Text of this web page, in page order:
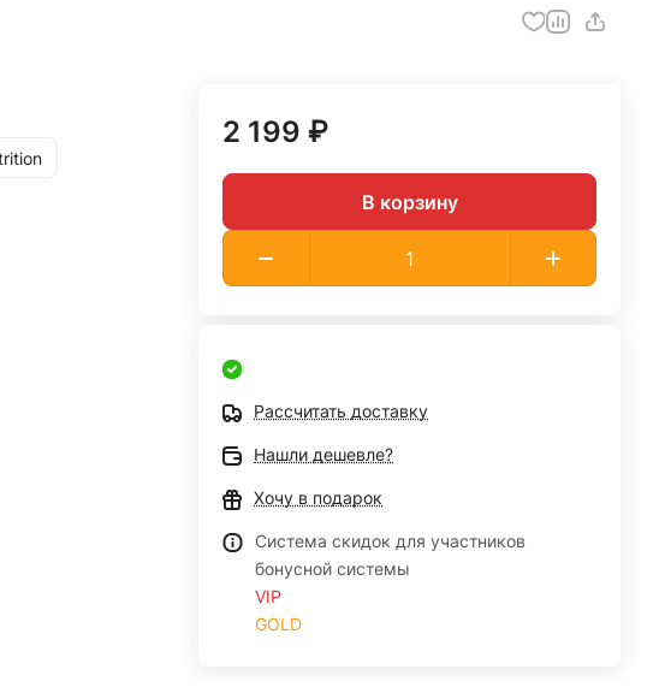
2 199 ₽
В корзину
Рассчитать доставку
Нашли дешевле?
Хочу в подарок
Система скидок для участников
бонусной системы
VIP
GOLD